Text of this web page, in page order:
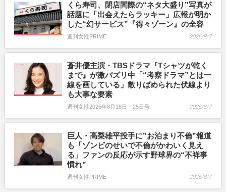
くら寿司、閉店間際の“ネタ大盛り”写真が
話題に「出会えたらラッキー」広報が明か
した“幻サービス”『得々ゾーン』の全容
週刊女性PRIME 2026/8/7
蒼井優主演・TBSドラマ『Tシャツが乾く
まで』が激バズリ中「“考察ドラマ”とは一
線を画している」散りばめられた伏線より
も大事な要素
週刊女性2026年8月18日・25日号 2026/8/7
巨人・高梨雄平投手に”お泊まり不倫”報道
も「ゾンビのせいで不倫がかわいく見え
る」ファンの反応が示す野球界の“不祥事
慣れ”
週刊女性PRIME 2026/8/7